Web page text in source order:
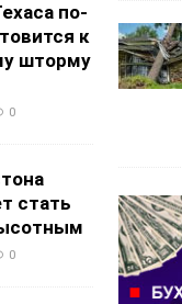
по-
к
шторму
0
стать
0